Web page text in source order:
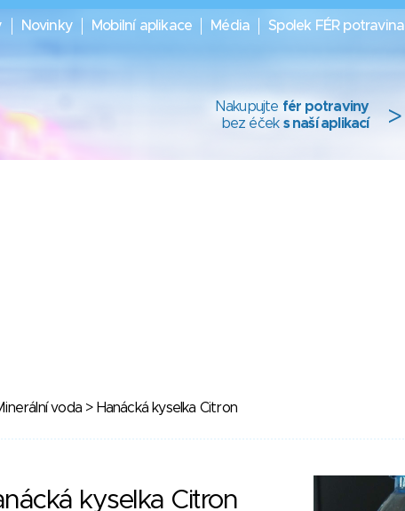
Novinky Mobilní aplikace Média Spolek FÉR potravina
Nakupujte fér potraviny
bez éček s naší aplikací >
voda > Hanácká kyselka Citron
kyselka Citron